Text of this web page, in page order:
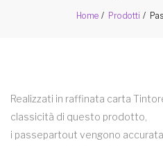
Home Prodotti
Realizzati in raffinata carta
classicità di questo prodotto,
i passepartout vengono